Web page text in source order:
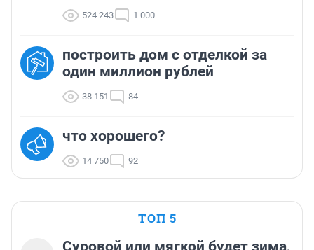
524 243 1 000
построить дом с отделкой за
один миллион рублей
38 151 84
что хорошего?
14 750 92
ТОП 5